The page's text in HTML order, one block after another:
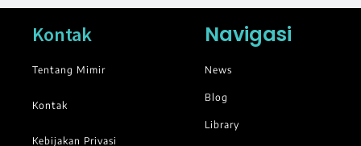
Kontak
Tentang Mimir
Kontak
Kebijakan Privasi
Navigasi
News
Blog
Library